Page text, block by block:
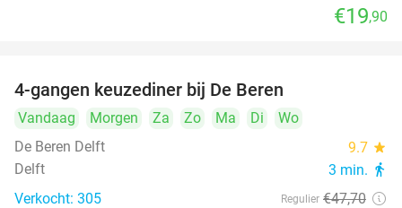
€19,90
4-gangen keuzediner bij De Beren
Vandaag Morgen Za Zo Ma Di
Wo
De Beren Delft
9.7 star
Delft 3 min. directions_walk
Verkocht: 305 Regulier €47,70